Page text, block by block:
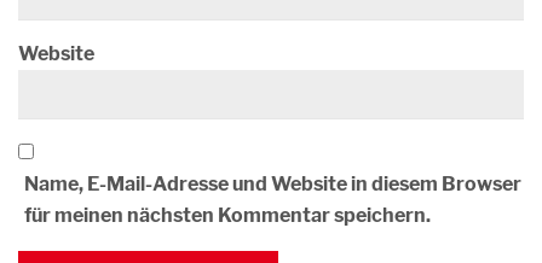
Website
Name, E-Mail-Adresse und Website in diesem Browser
für meinen nächsten Kommentar speichern.